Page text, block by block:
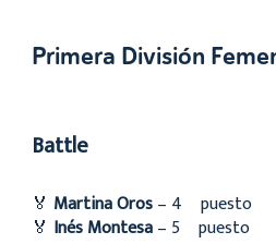
Primera División
Battle
🏅 Martina Oros– 4º puesto
🏅 Inés Montesa– 5º puesto